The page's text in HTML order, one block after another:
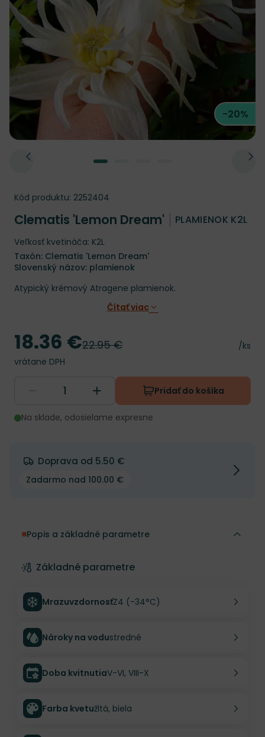
-20%
Kód produktu: 2252404
Clematis 'Lemon Dream' PLAMIENOK K2L
Veľkosť kvetináča: K2L
Taxón: Clematis 'Lemon Dream'
Slovenský názov: plamienok
Atypický krémový Atragene plamienok.
Čítať viac
Pôvodná cena
22.95 € Cena
/ks
Cena
18.36 €
vrátane DPH
Pridať do košíka
Na sklade, odosielame expresne
Doprava od 5.50 €
Zadarmo nad 100.00 €
Popis a základné parametre
Základné parametre
MrazuvzdornosťZ4 (-34°C)
Nároky na vodustredné
Doba kvitnutiaV-VI, VIII-X
Farba kvetužltá, biela